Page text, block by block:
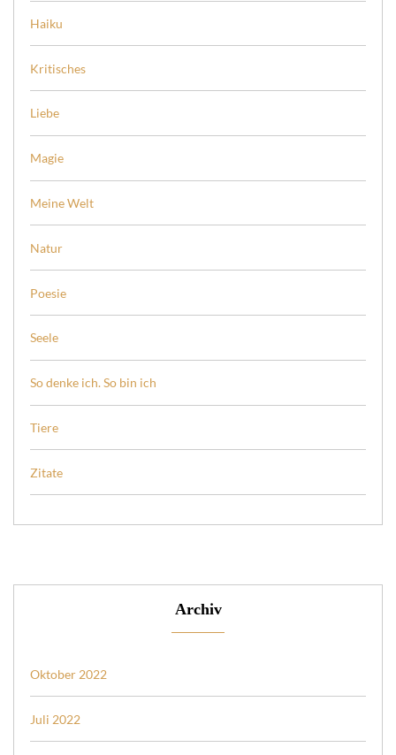
Haiku
Kritisches
Liebe
Magie
Meine Welt
Natur
Poesie
Seele
So denke ich. So bin ich
Tiere
Zitate
Archiv
Oktober 2022
Juli 2022